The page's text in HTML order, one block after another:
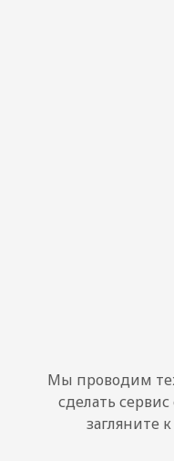
Мы проводим
сделать
загляните